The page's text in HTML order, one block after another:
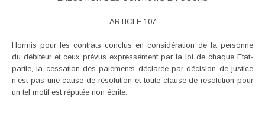
ARTICLE 107
Hormis pour les contrats conclus en considération de la personne
du débiteur et ceux prévus expressément par la loi de chaque Etat-
partie, la cessation des paiements déclarée par décision de justice
n’est pas une cause de résolution et toute clause de résolution pour
un tel motif est réputée non écrite.